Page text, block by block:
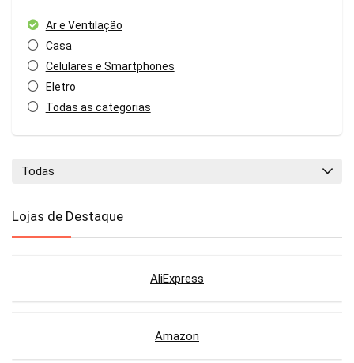
Ar e Ventilação
Casa
Celulares e Smartphones
Eletro
Todas as categorias
Todas
Lojas de Destaque
AliExpress
Amazon